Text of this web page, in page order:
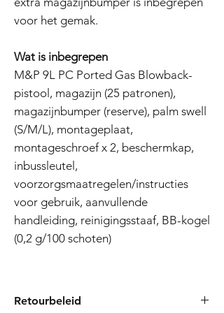
voor het gemak.
Wat is inbegrepen
M&P 9L PC Ported Gas Blowback-
pistool, magazijn (25 patronen),
magazijnbumper (reserve), palm swell
(S/M/L), montageplaat,
montageschroef x 2, beschermkap,
inbussleutel,
voorzorgsmaatregelen/instructies
voor gebruik, aanvullende
handleiding, reinigingsstaaf, BB-kogel
(0,2 g/100 schoten)
Retourbeleid